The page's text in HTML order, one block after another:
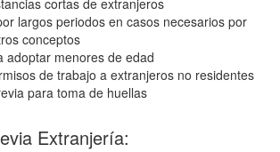
cortas de extranjeros
largos periodos en casos necesarios por
conceptos
adoptar menores de edad
de trabajo a extranjeros no residentes
para toma de huellas
Extranjería: